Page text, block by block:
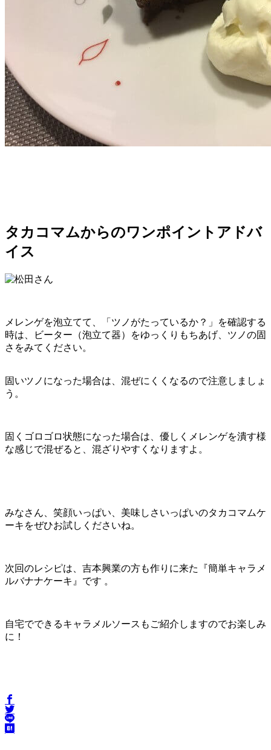
タカコマムからのワンポイントアドバ
イス
メレンゲを泡立てて、「ツノがたっているか？」を確認する
時は、ビーター（泡立て器）をゆっくりもちあげ、ツノの固
さをみてください。
固いツノになった場合は、混ぜにくくなるので注意しましょ
う。
固くゴロゴロ状態になった場合は、優しくメレンゲを潰す様
な感じで混ぜると、混ざりやすくなりますよ。
みなさん、笑顔いっぱい、美味しさいっぱいのタカコマムケ
ーキをぜひお試しくださいね。
次回のレシピは、吉本興業の方も作りに来た『簡単キャラメ
ルバナナケーキ』です 。
自宅でできるキャラメルソースもご紹介しますのでお楽しみ
に！